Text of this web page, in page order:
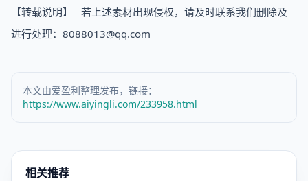
【转载说明】 若上述素材出现侵权，请及时联系我们删除及
进行处理：8088013@qq.com
本文由爱盈利整理发布，链接：
https://www.aiyingli.com/233958.html
相关推荐